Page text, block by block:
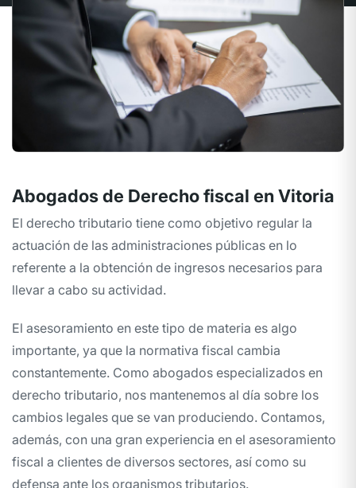
Abogados de Derecho fiscal en Vitoria
El derecho tributario tiene como objetivo regular la
actuación de las administraciones públicas en lo
referente a la obtención de ingresos necesarios para
llevar a cabo su actividad.
El asesoramiento en este tipo de materia es algo
importante, ya que la normativa fiscal cambia
constantemente. Como abogados especializados en
derecho tributario, nos mantenemos al día sobre los
cambios legales que se van produciendo. Contamos,
además, con una gran experiencia en el asesoramiento
fiscal a clientes de diversos sectores, así como su
defensa ante los organismos tributarios.